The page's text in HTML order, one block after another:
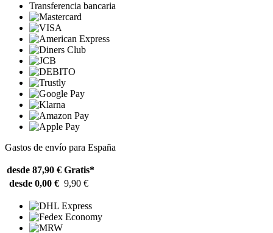
Transferencia bancaria
Gastos de envío para España
desde 87,90 € Gratis*
desde 0,00 € 9,90 €